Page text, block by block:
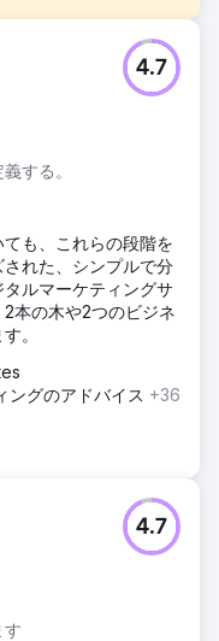
用品小売業者である
グとデジタルプレゼ
は、ブランドの認知
強化し、収益の成長
反映した、統一感の
でした。
カラーパレット、ブ
を実現しました。The
し、UX/UI の強化、
り、WooCommerce
Facebook、
メール マーケティン
のチームは、すべての
うにし、すべてのチ
観を実現しました。
みとユーザー エクスペ
ンド認知度の強化:
ロフェッショナルな
の評判を高めまし
グにより、すべての
観が提供され、顧客
する。
4.7
も、これらの段階を
れた、シンプルで分
ルマーケティングサ
本の木や2つのビジネ
。
ングのアドバイス +36
す
4.7